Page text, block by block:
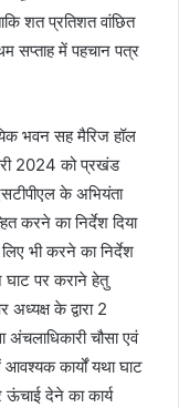
शत प्रतिशत वांछित
सप्ताह में पहचान पत्र
भवन सह मैरिज हॉल
2024 को प्रखंड
के अभियंता
करने का निर्देश दिया
भी करने का निर्देश
घाट पर कराने हेतु
अध्यक्ष के द्वारा 2
चौसा एवं
कार्यों यथा घाट
ऊंचाई देने का कार्य